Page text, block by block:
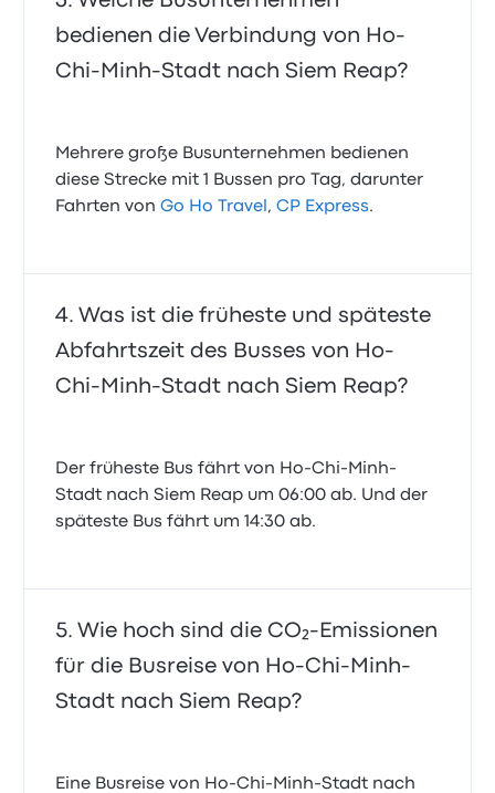
bedienen die Verbindung von Ho-
Chi-Minh-Stadt nach Siem Reap?
Mehrere große Busunternehmen bedienen
diese Strecke mit 1 Bussen pro Tag, darunter
Fahrten vonGo Ho Travel ,CP Express.
Was ist die früheste und späteste
Abfahrtszeit des Busses von Ho-
Chi-Minh-Stadt nach Siem Reap?
Der früheste Bus fährt von Ho-Chi-Minh-
Stadt nach Siem Reap um 06:00 ab. Und der
späteste Bus fährt um 14:30 ab.
Wie hoch sind die CO₂-Emissionen
für die Busreise von Ho-Chi-Minh-
Stadt nach Siem Reap?
Eine Busreise von Ho-Chi-Minh-Stadt nach